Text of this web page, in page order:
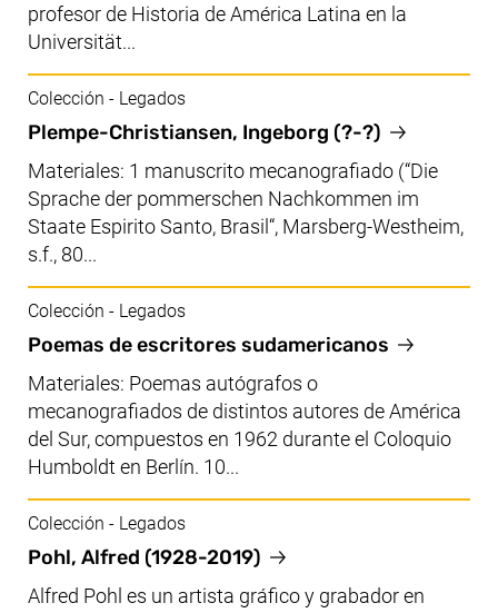
profesor de Historia de América Latina en la
Universität...
Plempe-Christiansen, Ingeborg (?-?)
Colección - Legados
Materiales: 1 manuscrito mecanografiado (“Die
Sprache der pommerschen Nachkommen im
Staate Espirito Santo, Brasil“, Marsberg-Westheim,
s.f., 80...
Poemas de escritores sudamericanos
Colección - Legados
Materiales: Poemas autógrafos o
mecanografiados de distintos autores de América
del Sur, compuestos en 1962 durante el Coloquio
Humboldt en Berlín. 10...
Pohl, Alfred (1928-2019)
Colección - Legados
Alfred Pohl es un artista gráfico y grabador en